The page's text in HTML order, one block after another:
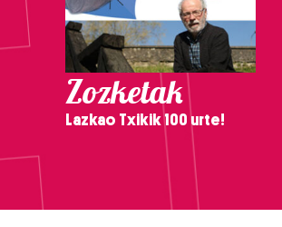
Zozketak
Lazkao Txikik 100 urte!